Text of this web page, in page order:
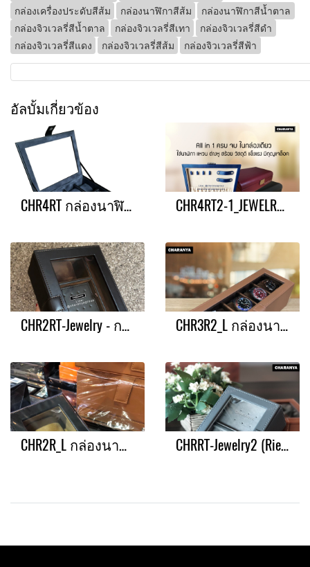
กล่องเครื่องประดับสีส้ม
กล่องนาฬิกาสีส้ม
กล่องนาฬิกาสีน้ำตาล
กล่องจิวเวลรี่สีน้ำตาล
กล่องจิวเวลรี่สีเทา
กล่องจิวเวลรี่สีดำ
กล่องจิวเวลรี่สีแดง
กล่องจิวเวลรี่สีส้ม กล่องจิวเวลรี่สีฟ้า
อัลบั้มเกี่ยวข้อง
CHR4RT กล่องนาฬิกา 4 เรือน + ถาดใส่แหวน CHR4RT2-1_JEWELRY - กล่องจิวโค้ง
CHR2RT-Jewelry - กล่องเครื่องประดับ CHR3R2_L กล่องนาฬิกาและแหวน
CHR2R_L กล่องนาฬิกา+แหวน CHRRT-Jewelry2 (Rien) กล่องเครื่องประดับ